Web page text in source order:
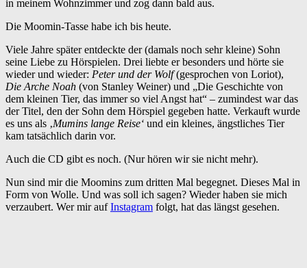
in meinem Wohnzimmer und zog dann bald aus.
Die Moomin-Tasse habe ich bis heute.
Viele Jahre später entdeckte der (damals noch sehr kleine) Sohn
seine Liebe zu Hörspielen. Drei liebte er besonders und hörte sie
wieder und wieder: Peter und der Wolf(gesprochen von Loriot),
Die Arche Noah (von Stanley Weiner) und „Die Geschichte von
dem kleinen Tier, das immer so viel Angst hat“ – zumindest war das
der Titel, den der Sohn dem Hörspiel gegeben hatte. Verkauft wurde
es uns als ‚Mumins lange Reise‘ und ein kleines, ängstliches Tier
kam tatsächlich darin vor.
Auch die CD gibt es noch. (Nur hören wir sie nicht mehr).
Nun sind mir die Moomins zum dritten Mal begegnet. Dieses Mal in
Form von Wolle. Und was soll ich sagen? Wieder haben sie mich
verzaubert. Wer mir aufInstagram folgt, hat das längst gesehen.